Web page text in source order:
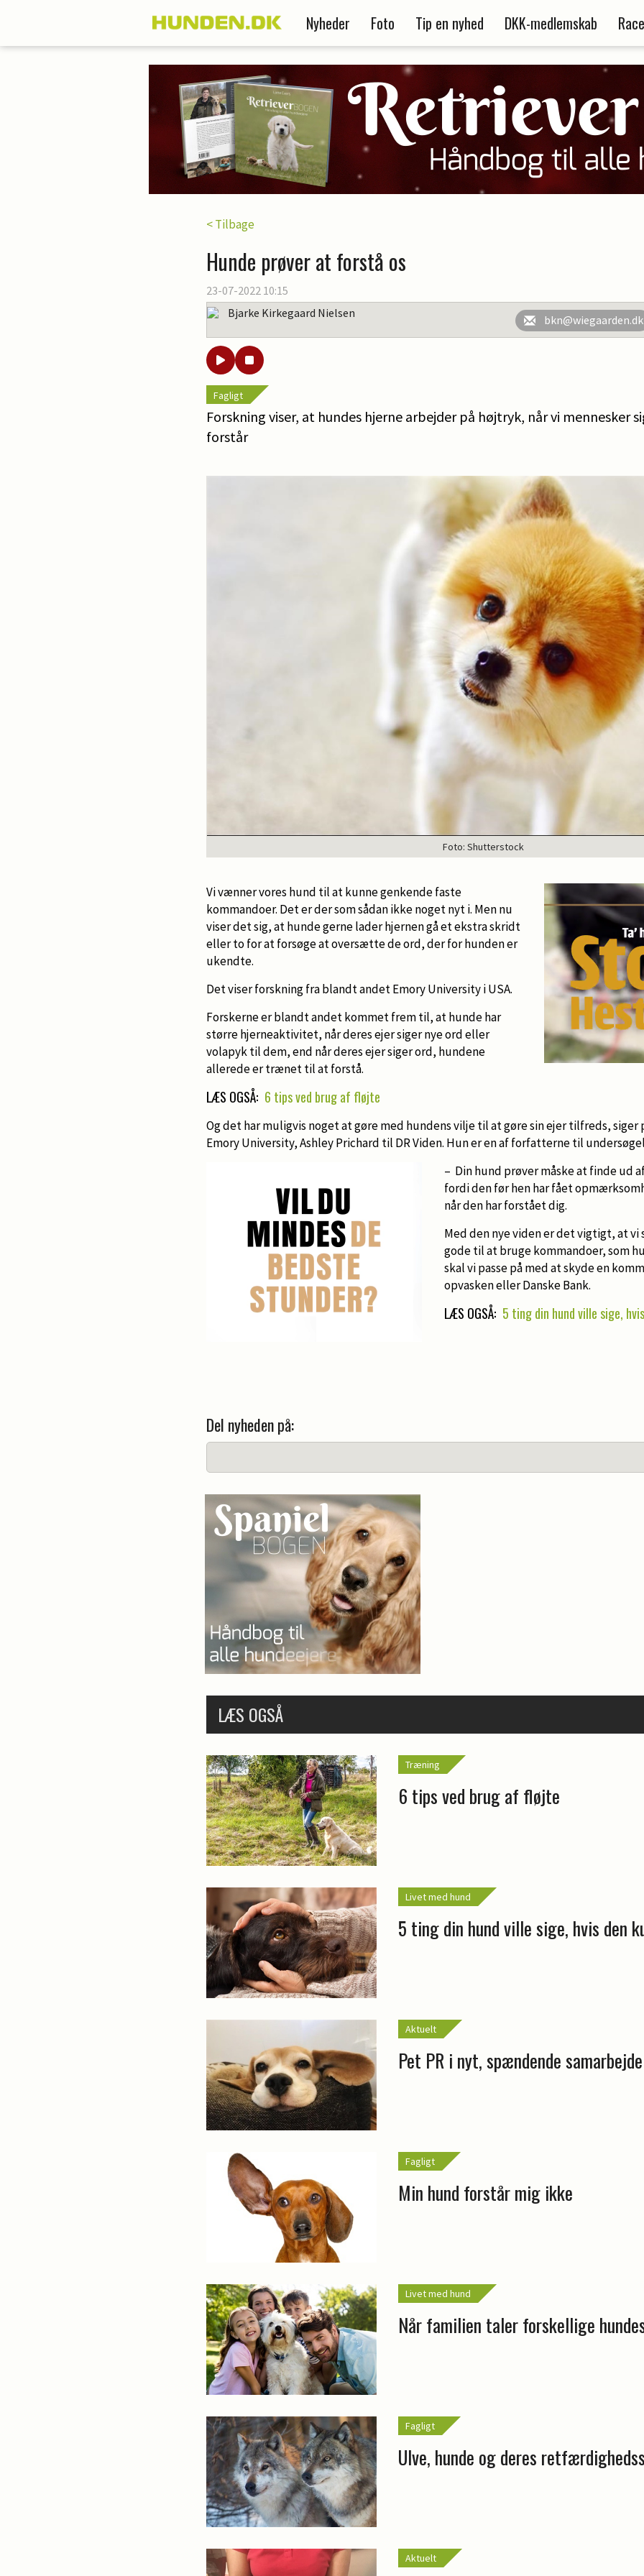
Nyheder Foto Tip en nyhed DKK-medlemskab
< Tilbage
Hunde prøver at forstå os
23-07-2022 10:15
Bjarke Kirkegaard Nielsen
bkn@wiegaarden.dk
Fagligt
Forskning viser, at hundes hjerne arbejder på højtryk, når vi mennesker
forstår
Foto: Shutterstock
Vi vænner vores hund til at kunne genkende faste
kommandoer. Det er der som sådan ikke noget nyt i. Men nu
viser det sig, at hunde gerne lader hjernen gå et ekstra skridt
eller to for at forsøge at oversætte de ord, der for hunden er
ukendte.
Det viser forskning fra blandt andet Emory University i USA.
Forskerne er blandt andet kommet frem til, at hunde har
større hjerneaktivitet, når deres ejer siger nye ord eller
volapyk til dem, end når deres ejer siger ord, hundene
allerede er trænet til at forstå.
LÆS OGSÅ: 6 tips ved brug af fløjte
Og det har muligvis noget at gøre med hundens vilje til at gøre sin ejer tilfreds, siger
Emory University, Ashley Prichard til DR Viden. Hun er en af forfatterne til
– Din hund prøver måske at finde ud
fordi den før hen har fået
når den har forstået dig.
Med den nye viden er det vigtigt, at vi
gode til at bruge kommandoer, som
skal vi passe på med at skyde en
opvasken eller Danske Bank.
LÆS OGSÅ: 5 ting din hund ville sige,
Del nyheden på:
LÆS OGSÅ
Træning
6 tips ved brug af fløjte
Livet med hund
5 ting din hund ville sige, hvis den
Aktuelt
Pet PR i nyt, spændende samarbejde
Fagligt
Min hund forstår mig ikke
Livet med hund
Når familien taler forskellige
Fagligt
Ulve, hunde og deres
Aktuelt